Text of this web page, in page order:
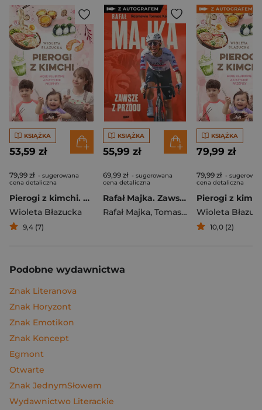
KSIĄŻKA
53,59 zł
79,99 zł - sugerowana
cena detaliczna
Pierogi z kimchi. Moje ulubione azjatyckie przepisy
Wioleta Błazucka
9,4 (7)
KSIĄŻKA
55,99 zł
69,99 zł - sugerowana
cena detaliczna
Rafał Majka. Zawsze z przodu. Rozmawia Tomasz Kalemba - książka z autografem
Rafał Majka, Tomasz Kalemba
KSIĄŻKA
79,99 zł
79,99 zł -
cena detaliczna
Wioleta
10,0 (2)
Podobne wydawnictwa
Znak Literanova
Znak Horyzont
Znak Emotikon
Znak Koncept
Egmont
Otwarte
Znak JednymSłowem
Wydawnictwo Literackie